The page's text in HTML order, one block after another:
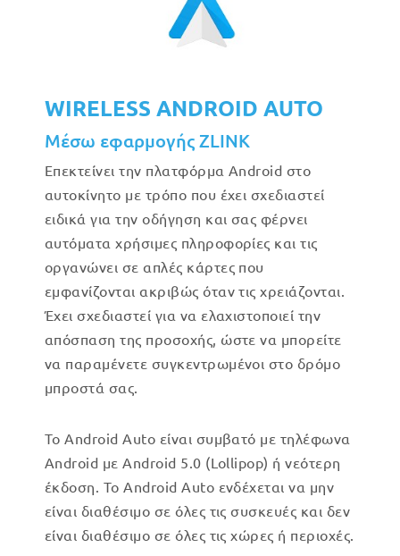
WIRELESS ANDROID AUTO
Μέσω εφαρμογής ZLINK
Επεκτείνει την πλατφόρμα Android στο
αυτοκίνητο με τρόπο που έχει σχεδιαστεί
ειδικά για την οδήγηση και σας φέρνει
αυτόματα χρήσιμες πληροφορίες και τις
οργανώνει σε απλές κάρτες που
εμφανίζονται ακριβώς όταν τις χρειάζονται.
Έχει σχεδιαστεί για να ελαχιστοποιεί την
απόσπαση της προσοχής, ώστε να μπορείτε
να παραμένετε συγκεντρωμένοι στο δρόμο
μπροστά σας.
Το Android Auto είναι συμβατό με τηλέφωνα
Android με Android 5.0 (Lollipop) ή νεότερη
έκδοση. Το Android Auto ενδέχεται να μην
είναι διαθέσιμο σε όλες τις συσκευές και δεν
είναι διαθέσιμο σε όλες τις χώρες ή περιοχές.